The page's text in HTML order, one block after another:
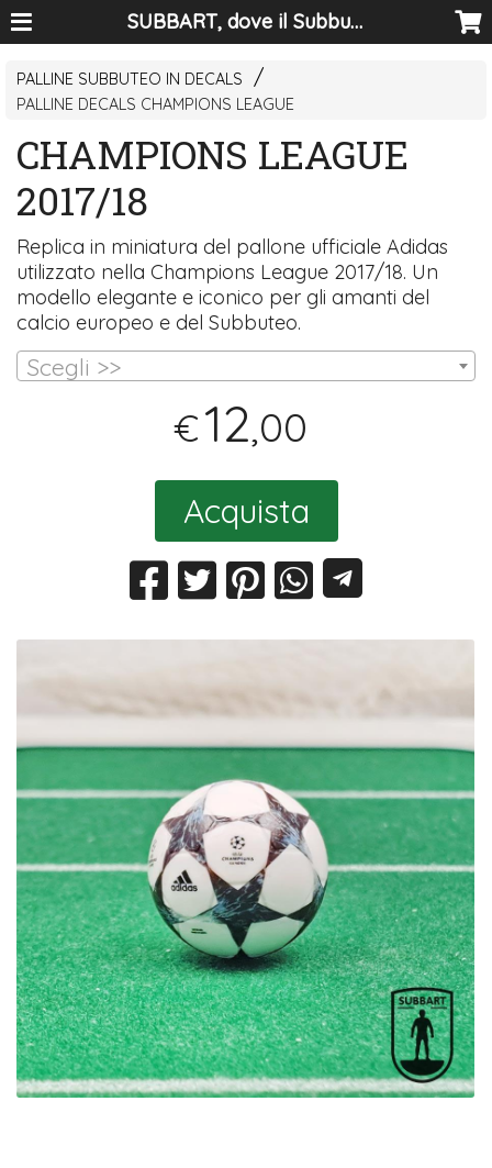
SUBBART, dove il Subbuteo diventa arte
PALLINE SUBBUTEO IN DECALS
PALLINE DECALS CHAMPIONS LEAGUE
CHAMPIONS LEAGUE
2017/18
Replica in miniatura del pallone ufficiale Adidas
utilizzato nella Champions League 2017/18. Un
modello elegante e iconico per gli amanti del
calcio europeo e del Subbuteo.
Scegli >>
€12,00
Acquista